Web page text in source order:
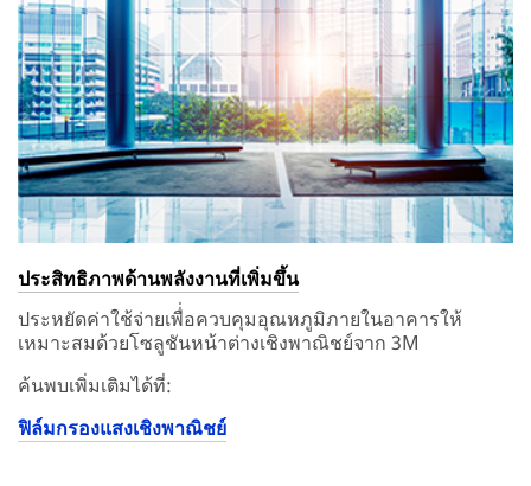
ประสิทธิภาพด้านพลังงานที่เพิ่มขึ้น
ประหยัดค่าใช้จ่ายเพื่่อควบคุมอุณหภูมิภายในอาคารให้
เหมาะสมด้วยโซลูชันหน้าต่างเชิงพาณิชย์จาก 3M
ค้นพบเพิ่มเติมได้ที่:
ฟิล์มกรองแสงเชิงพาณิชย์